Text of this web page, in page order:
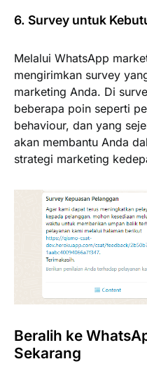
6. Survey untuk
Melalui WhatsApp
mengirimkan survey
marketing Anda. Di
beberapa poin seperti
behaviour, dan yang
akan membantu Anda
strategi marketing
Beralih ke
Sekarang